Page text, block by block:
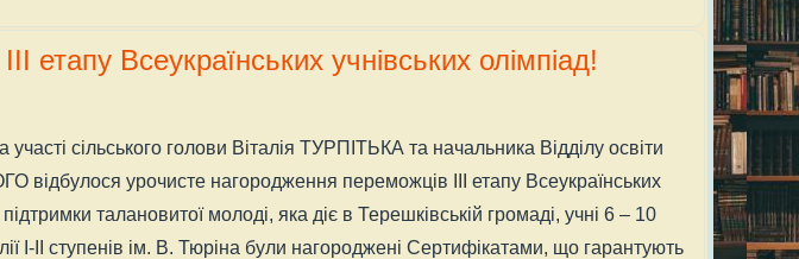
етапу Всеукраїнських учнівських олімпіад!
сільського голови Віталія ТУРПІТЬКА та начальника Відділу освіти
відбулося урочисте нагородження переможців ІІІ етапу Всеукраїнських
талановитої молоді, яка діє в Терешківській громаді, учні 6 – 10
І-ІІ ступенів ім. В. Тюріна були нагороджені Сертифікатами, що гарантують